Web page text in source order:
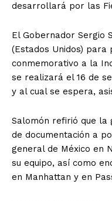
desarrollará por las
El Gobernador Sergio
(Estados Unidos)
conmemorativo a la
se realizará el 16 de
y al cual se espera,
Salomón refirió que la
de documentación a
general de México en
su equipo, así como
en Manhattan y en